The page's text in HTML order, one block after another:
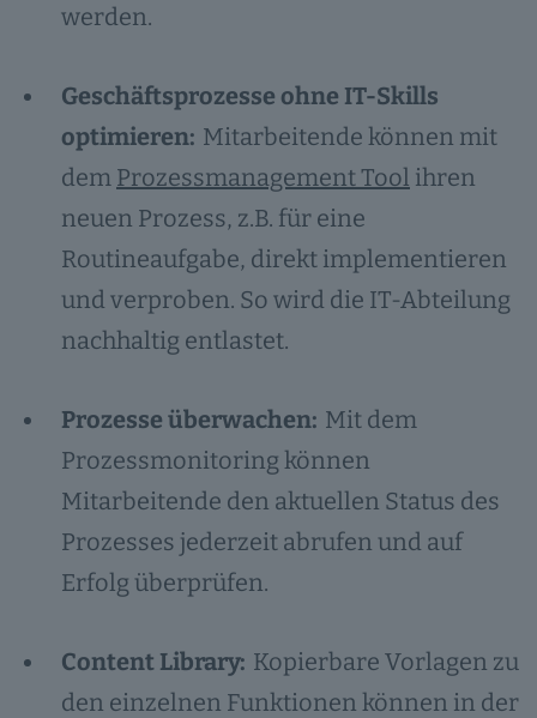
werden.
Geschäftsprozesse ohne IT-Skills
optimieren: Mitarbeitende können mit
dem Prozessmanagement Tool ihren
neuen Prozess, z.B. für eine
Routineaufgabe, direkt implementieren
und verproben. So wird die IT-Abteilung
nachhaltig entlastet.
Prozesse überwachen: Mit dem
Prozessmonitoring können
Mitarbeitende den aktuellen Status des
Prozesses jederzeit abrufen und auf
Erfolg überprüfen.
Content Library: Kopierbare Vorlagen zu
den einzelnen Funktionen können in der